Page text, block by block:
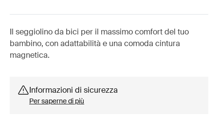
Il seggiolino da bici per il massimo comfort del tuo
bambino, con adattabilità e una comoda cintura
magnetica.
Informazioni di sicurezza
Per saperne di più